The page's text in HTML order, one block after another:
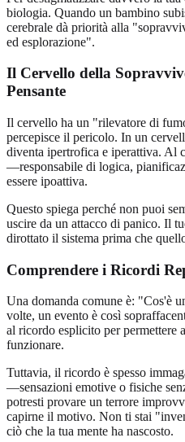
biologia. Quando un bambino
cerebrale dà priorità alla
ed esplorazione".
Il Cervello della
Pensante
Il cervello ha un "rilevatore di
percepisce il pericolo. In un
diventa ipertrofica e iperattiva. Al
—responsabile di logica,
essere ipoattiva.
Questo spiega perché non puoi
uscire da un attacco di panico. Il
dirottato il sistema prima che
Comprendere i Ricordi
Una domanda comune è: "Cos'è
volte, un evento è così
al ricordo esplicito per permettere
funzionare.
Tuttavia, il ricordo è spesso
—sensazioni emotive o fisiche
potresti provare un terrore
capirne il motivo. Non ti stai
ciò che la tua mente ha nascosto.